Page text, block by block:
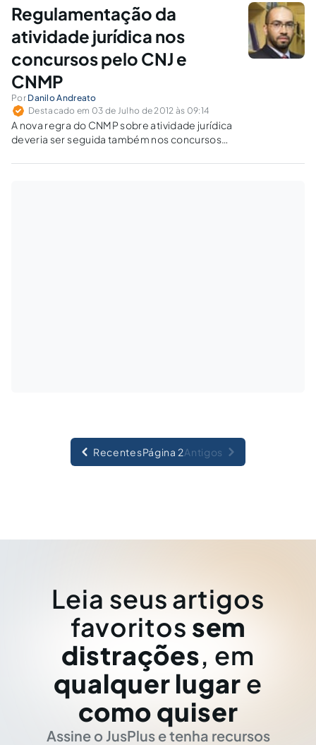
Regulamentação da
atividade jurídica nos
concursos pelo CNJ e
CNMP
Por Danilo Andreato
Destacado em 03 de Julho de 2012 às 09:14
A nova regra do CNMP sobre atividade jurídica
deveria ser seguida também nos concursos
rever seu posicionamento e requerer a
RecentesPágina 2Antigos
Leia seus artigos
favoritos sem
distrações, em
qualquer lugar e
como quiser
Assine o JusPlus e tenha recursos